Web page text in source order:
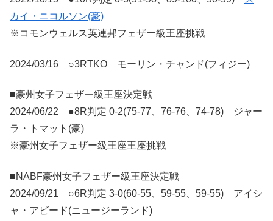
カイ・ニコルソン(豪)
※コモンウェルス英連邦フェザー級王座挑戦
2024/03/16 ○3RTKO モーリン・チャンド(フィジー)
■豪州女子フェザー級王座決定戦
2024/06/22 ●8R判定 0-2(75-77、76-76、74-78) ジャー
ラ・トマット(豪)
※豪州女子フェザー級王座王座挑戦
■NABF豪州女子フェザー級王座決定戦
2024/09/21 ○6R判定 3-0(60-55、59-55、59-55) アイシ
ャ・アビード(ニュージーランド)